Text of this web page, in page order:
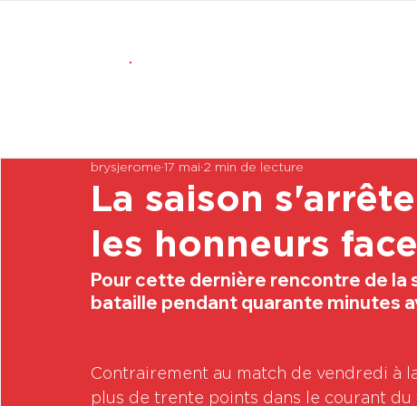
La saison
les honneurs
brysjerome 17 mai 2 min de lecture
Pour cette dernière rencontre de la
bataille pendant quarante minutes
Contrairement au match de vendredi à
plus de trente points dans le courant